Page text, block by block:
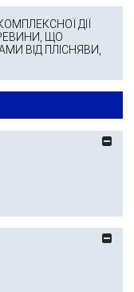
ДІЇ
ЩО
ВІД ПЛІСНЯВИ,